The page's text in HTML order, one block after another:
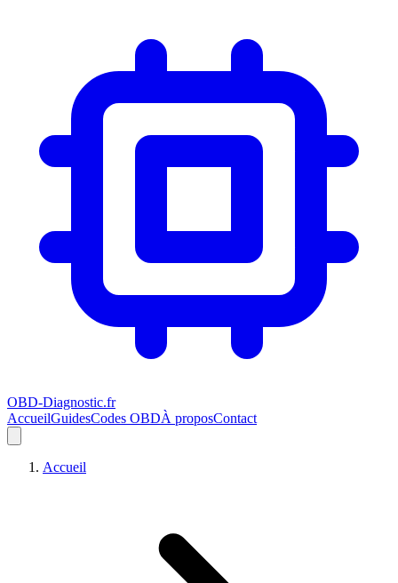
OBD-Diagnostic.fr
AccueilGuidesCodes OBDÀ proposContact
Accueil